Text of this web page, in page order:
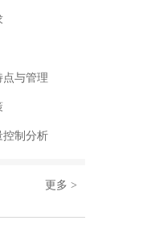
与管理
控制分析
更多 >